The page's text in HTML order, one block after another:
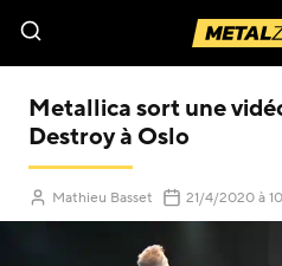
Metallica sort une
Destroy à Oslo
Mathieu Basset 21/4/2020à